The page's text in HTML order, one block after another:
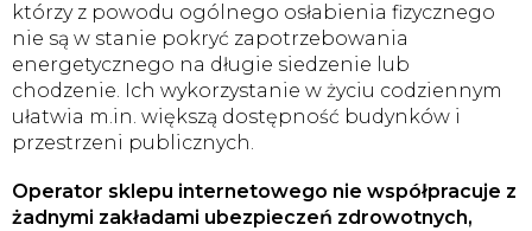
którzy z powodu ogólnego osłabienia fizycznego
nie są w stanie pokryć zapotrzebowania
energetycznego na długie siedzenie lub
chodzenie. Ich wykorzystanie w życiu codziennym
ułatwia m.in. większą dostępność budynków i
przestrzeni publicznych.
Operator sklepu internetowego nie współpracuje z
żadnymi zakładami ubezpieczeń zdrowotnych,